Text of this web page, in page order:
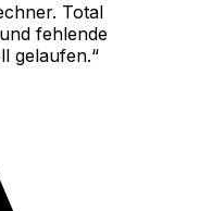
Total
fehlende
gelaufen.